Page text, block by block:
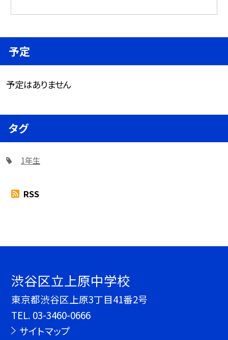
予定
予定はありません
タグ
1年生
RSS
渋谷区立上原中学校
東京都渋谷区上原3丁目41番2号
TEL. 03-3460-0666
サイトマップ